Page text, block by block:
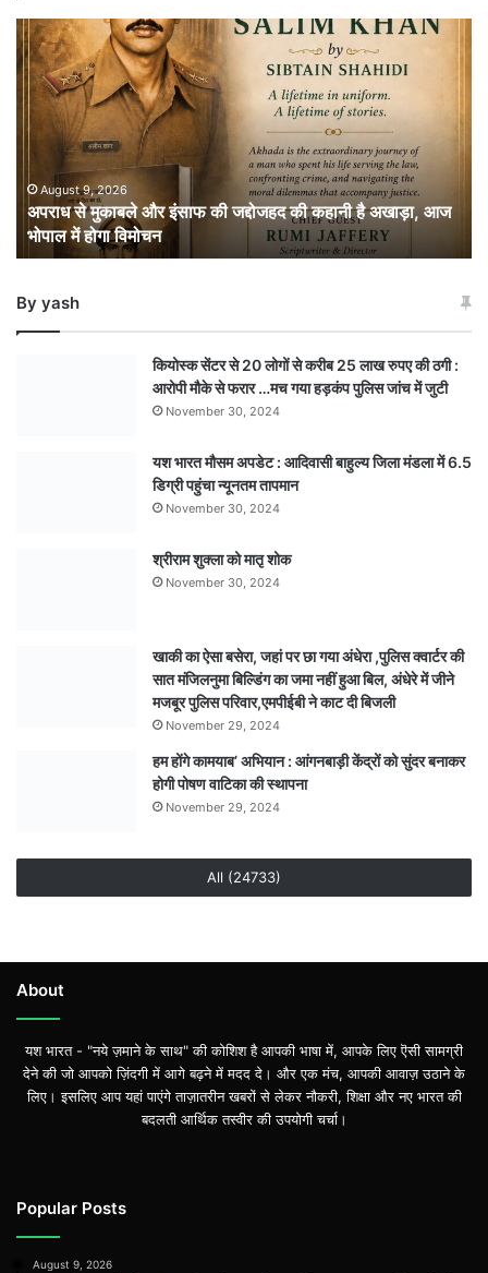
अपराध
से
मुकाबले
इंसाफ
की
कहानी
अखाड़ा,
भोपाल
में
August 9, 2026
अपराध से मुकाबले और इंसाफ की जद्दोजहद की कहानी है अखाड़ा, आज
भोपाल में होगा विमोचन
By yash
कियोस्क सेंटर से 20 लोगों से करीब 25 लाख रुपए की ठगी :
आरोपी मौके से फरार …मच गया हड़कंप पुलिस जांच में जुटी
November 30, 2024
यश भारत मौसम अपडेट : आदिवासी बाहुल्य जिला मंडला में 6.5
डिग्री पहुंचा न्यूनतम तापमान
November 30, 2024
श्रीराम शुक्ला को मातृ शोक
November 30, 2024
खाकी का ऐसा बसेरा, जहां पर छा गया अंधेरा ,पुलिस क्वार्टर की
सात मंजिलनुमा बिल्डिंग का जमा नहीं हुआ बिल, अंधेरे में जीने
मजबूर पुलिस परिवार,एमपीईबी ने काट दी बिजली
November 29, 2024
हम होंगे कामयाब’ अभियान : आंगनबाड़ी केंद्रों को सुंदर बनाकर
होगी पोषण वाटिका की स्थापना
November 29, 2024
All (24733)
About
यश भारत - "नये ज़माने के साथ" की कोशिश है आपकी भाषा में, आपके लिए ऎसी सामग्री
देने की जो आपको ज़िंदगी में आगे बढ़ने में मदद दे। और एक मंच, आपकी आवाज़ उठाने के
लिए। इसलिए आप यहां पाएंगे ताज़ातरीन खबरों से लेकर नौकरी, शिक्षा और नए भारत की
बदलती आर्थिक तस्वीर की उपयोगी चर्चा।
Popular Posts
August 9, 2026